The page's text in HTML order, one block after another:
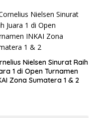
Nielsen Sinurat Raih
1 di Open Turnamen
Zona Sumatera 1 & 2